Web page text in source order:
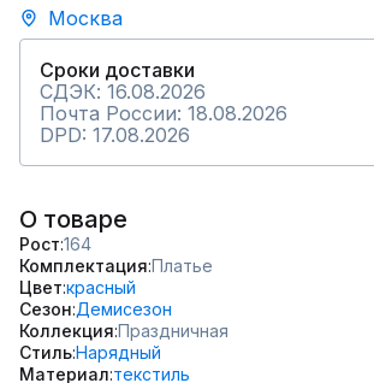
Москва
Сроки доставки
СДЭК: 16.08.2026
Почта России: 18.08.2026
DPD: 17.08.2026
О товаре
Рост 164
Комплектация Платье
Цвет красный
Сезон Демисезон
Коллекция Праздничная
СтильНарядный
Материал текстиль